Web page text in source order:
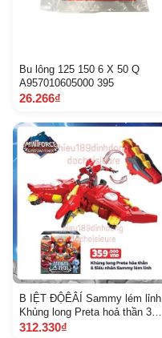
Bu lông 125 150 6 X 50 Q
A957010605000 395
26.266₫
B IỆT ĐỘÊÂÍ Sammy lém lỉnh
Khủng long Preta hoả thần 3
304005
312.330₫